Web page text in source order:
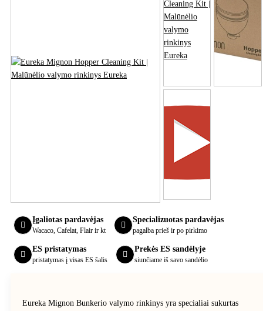
Įgaliotas pardavėjas
Wacaco, Cafelat, Flair ir kt
Specializuotas pardavėjas
pagalba prieš ir po pirkimo
ES pristatymas
pristatymas į visas ES šalis
Prekės ES sandėlyje
siunčiame iš savo sandėlio
Eureka Mignon Bunkerio valymo rinkinys yra specialiai sukurtas